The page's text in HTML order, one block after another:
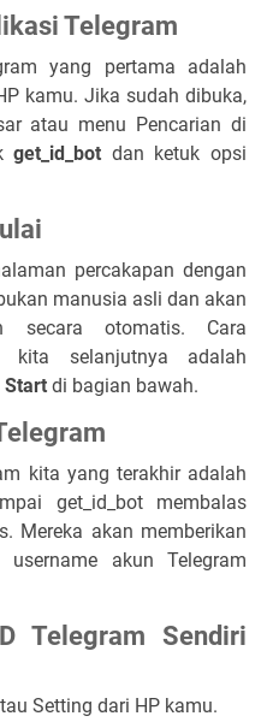
Telegram
yang pertama adalah
kamu. Jika sudah dibuka,
atau menu Pencarian di
get_id_bot dan ketuk opsi
percakapan dengan
manusia asli dan akan
secara otomatis. Cara
kita selanjutnya adalah
Start di bagian bawah.
kita yang terakhir adalah
get_id_bot membalas
Mereka akan memberikan
akun Telegram
Telegram Sendiri
Setting dari HP kamu.